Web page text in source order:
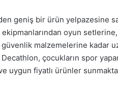
geniş bir ürün yelpazesine
oyun setlerine,
malzemelerine kadar
çocukların spor
uygun fiyatlı ürünler